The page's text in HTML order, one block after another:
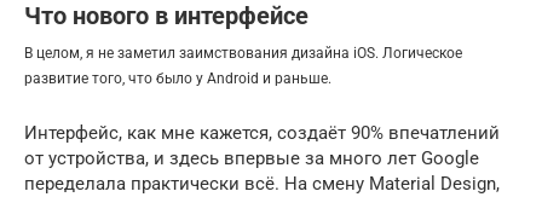
Что нового в интерфейсе
В целом, я не заметил заимствования дизайна iOS. Логическое
развитие того, что было у Android и раньше.
Интерфейс, как мне кажется, создаёт 90% впечатлений
от устройства, и здесь впервые за много лет Google
переделала практически всё. На смену Material Design,